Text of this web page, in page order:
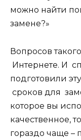
можно найти
замене?»
Вопросов
Интернете. И
подготовили
сроков для
которое вы
качественное,
гораздо чаще –